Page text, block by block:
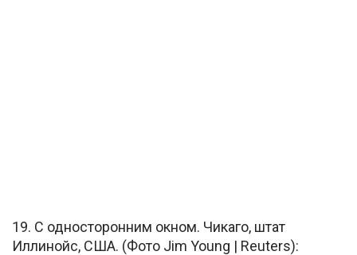
19. С односторонним окном. Чикаго, штат
Иллинойс, США. (Фото Jim Young | Reuters):